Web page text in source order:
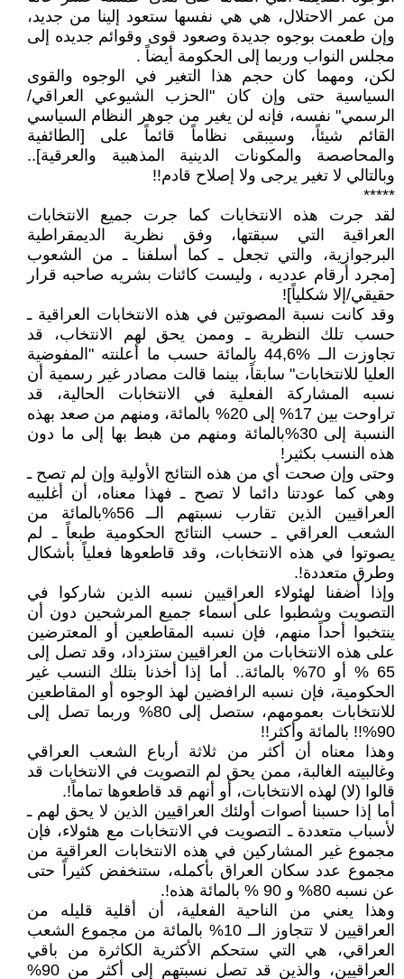
من عمر الاحتلال، هي هي نفسها ستعود إلينا من جديد،
وإن طعمت بوجوه جديدة وصعود قوى وقوائم جديده إلى
مجلس النواب وربما إلى الحكومة أيضاً .
لكن، ومهما كان حجم هذا التغير في الوجوه والقوى
السياسية حتى وإن كان "الحزب الشيوعي العراقي/
الرسمي" نفسه، فإنه لن يغير من جوهر النظام السياسي
القائم شيئاً، وسيبقى نظاماً قائماً على [الطائفية
والمحاصصة والمكونات الدينية المذهبية والعرقية]..
وبالتالي لا تغير يرجى ولا إصلاح قادم!!
*****
لقد جرت هذه الانتخابات كما جرت جميع الانتخابات
العراقية التي سبقتها، وفق نظرية الديمقراطية
البرجوازية، والتي تجعل ـ كما أسلفنا ـ من الشعوب
[مجرد أرقام عدديه ، وليست كائنات بشريه صاحبه قرار
حقيقي/إلا شكلياً]!
وقد كانت نسبة المصوتين في هذه الانتخابات العراقية ـ
حسب تلك النظرية ـ وممن يحق لهم الانتخاب، قد
تجاوزت الــ %44,6 بالمائة حسب ما أعلنته "المفوضية
العليا للانتخابات" سابقاً، بينما قالت مصادر غير رسمية أن
نسبه المشاركة الفعلية في الانتخابات الحالية، قد
تراوحت بين 17% إلى 20% بالمائة، ومنهم من صعد بهذه
النسبة إلى 30%بالمائة ومنهم من هبط بها إلى ما دون
هذه النسب بكثير!
وحتى وإن صحت أي من هذه النتائج الأولية وإن لم تصح ـ
وهي كما عودتنا دائما لا تصح ـ فهذا معناه، أن أغلبيه
العراقيين الذين تقارب نسبتهم الــ 56%بالمائة من
الشعب العراقي ـ حسب النتائج الحكومية طبعاً ـ لم
يصوتوا في هذه الانتخابات، وقد قاطعوها فعلياً بأشكال
وطرق متعددة!.
وإذا أضفنا لهئولاء العراقيين نسبه الذين شاركوا في
التصويت وشطبوا على أسماء جميع المرشحين دون أن
ينتخبوا أحداً منهم، فإن نسبه المقاطعين أو المعترضين
على هذه الانتخابات من العراقيين ستزداد، وقد تصل إلى
65 % أو 70% بالمائة.. أما إذا أخذنا بتلك النسب غير
الحكومية، فإن نسبه الرافضين لهذ الوجوه أو المقاطعين
للانتخابات بعمومهم، ستصل إلى 80% وربما تصل إلى
90%!! بالمائة وأكثر!!
وهذا معناه أن أكثر من ثلاثة أرباع الشعب العراقي
وغالبيته الغالبة، ممن يحق لم التصويت في الانتخابات قد
قالوا (لا) لهذه الانتخابات، أو أنهم قد قاطعوها تماماً!.
أما إذا حسبنا أصوات أولئك العراقيين الذين لا يحق لهم ـ
لأسباب متعددة ـ التصويت في الانتخابات مع هئولاء، فإن
مجموع غير المشاركين في هذه الانتخابات العراقية من
مجموع عدد سكان العراق بأكمله، ستنخفض كثيراً حتى
عن نسبه 80% و 90 % بالمائة هذه!.
وهذا يعني من الناحية الفعلية، أن أقلية قليله من
العراقيين لا تتجاوز الــ 10% بالمائة من مجموع الشعب
العراقي، هي التي ستحكم الأكثرية الكاثرة من باقي
العراقيين، والذين قد تصل نسبتهم إلى أكثر من 90%